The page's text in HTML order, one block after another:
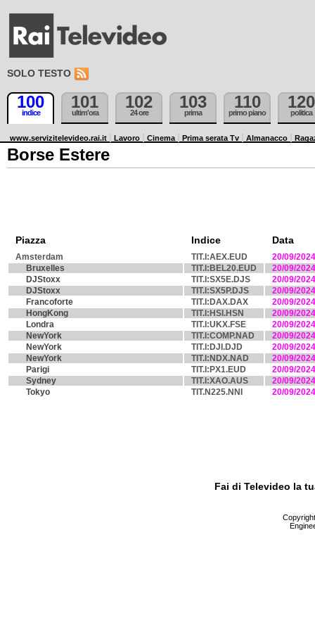
SOLO TESTO
100
indice
101
ultim'ora
102
24 ore
103
prima
110
primo piano
120
politica
www.servizitelevideo.rai.it Lavoro Cinema Prima serata Tv Almanacco
Borse Estere
Piazza Indice Data
Amsterdam TIT.I:AEX.EUD
20/09/2024
Bruxelles
TIT.I:BEL20.EUD
20/09/2024
DJStoxx
TIT.I:SX5E.DJS
20/09/2024
DJStoxx
TIT.I:SX5P.DJS
20/09/2024
Francoforte
TIT.I:DAX.DAX
20/09/2024
HongKong
TIT.I:HSI.HSN
20/09/2024
Londra
TIT.I:UKX.FSE
20/09/2024
NewYork
TIT.I:COMP.NAD
20/09/2024
NewYork
TIT.I:DJI.DJD
20/09/2024
NewYork
TIT.I:NDX.NAD
20/09/2024
Parigi
TIT.I:PX1.EUD
20/09/2024
Sydney
TIT.I:XAO.AUS
20/09/2024
Tokyo
TIT.N225.NNI 20/09/2024
Fai di Televideo la